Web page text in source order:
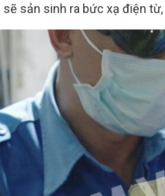
sản sinh ra bức xạ điện